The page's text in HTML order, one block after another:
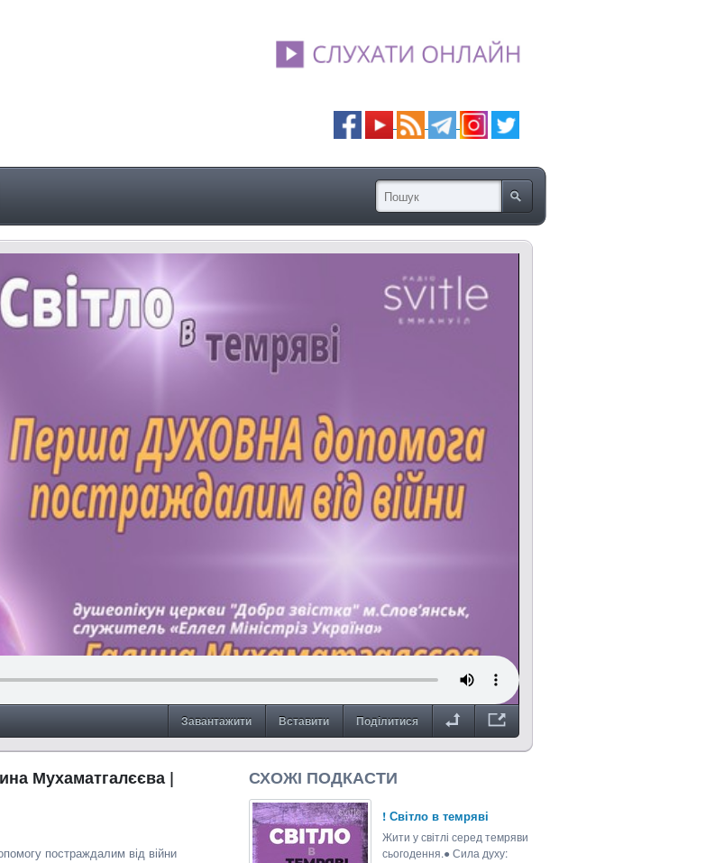
Поділитися
Вставити
Завантажити
Мухаматгалєєва |
постраждалим від війни
СХОЖІ ПОДКАСТИ
! Світло в темряві
Жити у світлі серед темряви
сьогодення.● Сила духу: